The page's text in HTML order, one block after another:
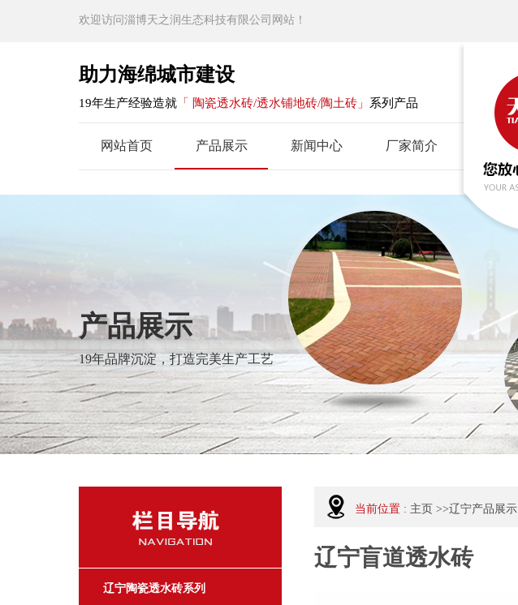
欢迎访问淄博天之润生态科技有限公司网站！
助力海绵城市建设
19年生产经验造就 「 陶瓷透水砖/透水铺地砖/陶土砖」 系列产品
网站首页 产品展示 新闻中心 厂家简介
产品展示
19年品牌沉淀，打造完美生产工艺
当前位置 : 主页 >>辽宁产品展示
辽宁盲道透水砖
辽宁陶瓷透水砖系列